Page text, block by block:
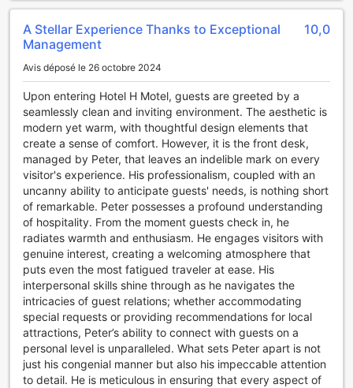
A Stellar Experience Thanks to Exceptional
Management
10,0
Avis déposé le 26 octobre 2024
Upon entering Hotel H Motel, guests are greeted by a
seamlessly clean and inviting environment. The aesthetic is
modern yet warm, with thoughtful design elements that
create a sense of comfort. However, it is the front desk,
managed by Peter, that leaves an indelible mark on every
visitor's experience. His professionalism, coupled with an
uncanny ability to anticipate guests' needs, is nothing short
of remarkable. Peter possesses a profound understanding
of hospitality. From the moment guests check in, he
radiates warmth and enthusiasm. He engages visitors with
genuine interest, creating a welcoming atmosphere that
puts even the most fatigued traveler at ease. His
interpersonal skills shine through as he navigates the
intricacies of guest relations; whether accommodating
special requests or providing recommendations for local
attractions, Peter’s ability to connect with guests on a
personal level is unparalleled. What sets Peter apart is not
just his congenial manner but also his impeccable attention
to detail. He is meticulous in ensuring that every aspect of